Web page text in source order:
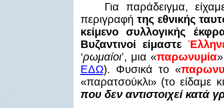
Για παράδειγμα,
περιγραφή της εθνικής
κείμενο συλλογικής
Βυζαντινοί είμαστε
‘ρωμαίοι’, μια «παρωνυμία
ΕΔΩ). Φυσικά το «
«παρατσούκλι» (το είδαμε
που δεν αντιστοιχεί κατά